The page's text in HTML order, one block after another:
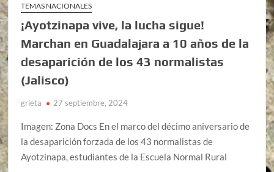
TEMAS NACIONALES
¡Ayotzinapa vive, la lucha sigue!
Marchan en Guadalajara a 10 años de la
desaparición de los 43 normalistas
(Jalisco)
grieta 27 septiembre, 2024
Imagen: Zona Docs En el marco del décimo aniversario de
la desaparición forzada de los 43 normalistas de
Ayotzinapa, estudiantes de la Escuela Normal Rural